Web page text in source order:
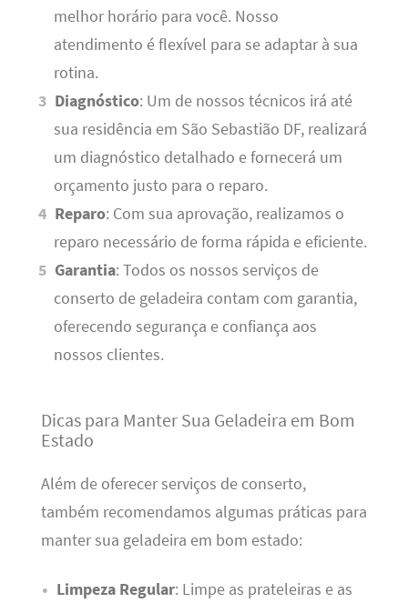
melhor horário para você. Nosso
atendimento é flexível para se adaptar à sua
rotina.
Diagnóstico: Um de nossos técnicos irá até
sua residência em São Sebastião DF, realizará
um diagnóstico detalhado e fornecerá um
orçamento justo para o reparo.
Reparo: Com sua aprovação, realizamos o
reparo necessário de forma rápida e eficiente.
Garantia: Todos os nossos serviços de
conserto de geladeira contam com garantia,
oferecendo segurança e confiança aos
nossos clientes.
Dicas para Manter Sua Geladeira em Bom
Estado
Além de oferecer serviços de conserto,
também recomendamos algumas práticas para
manter sua geladeira em bom estado:
Limpeza Regular: Limpe as prateleiras e as